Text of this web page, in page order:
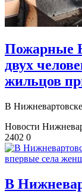
​Пожарные
двух
жильцов
В Нижневартовске
Новости
2402 0
В